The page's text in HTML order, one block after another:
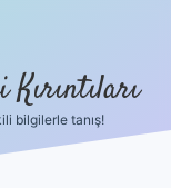
bilgilerle tanış!